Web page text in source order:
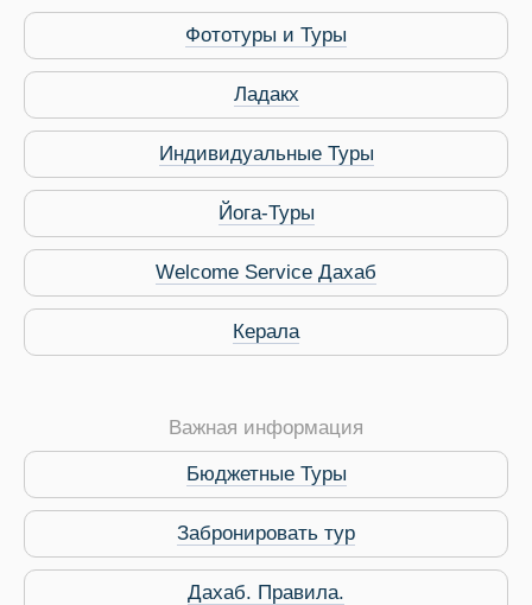
Фототуры и Туры
Ладакх
Индивидуальные Туры
Йога-Туры
Welcome Service Дахаб
Керала
Важная информация
Бюджетные Туры
Забронировать тур
Дахаб. Правила.